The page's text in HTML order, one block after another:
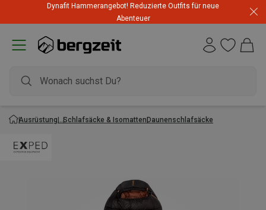
Dynafit Hammerangebot! Reduzierte Outfits für neue
Abenteuer
Ausrüstung Schlafsäcke & IsomattenDaunenschlafsäcke